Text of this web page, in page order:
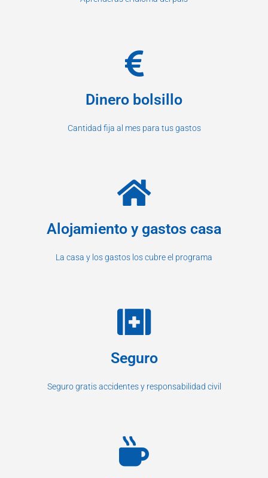
Dinero bolsillo
Cantidad fija al mes para tus gastos
Alojamiento y gastos casa
La casa y los gastos los cubre el programa
Seguro
Seguro gratis accidentes y responsabilidad civil